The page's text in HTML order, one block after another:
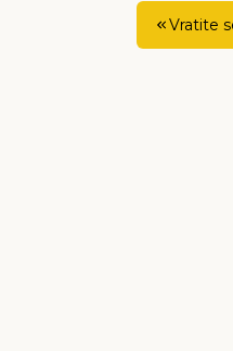
Vratite